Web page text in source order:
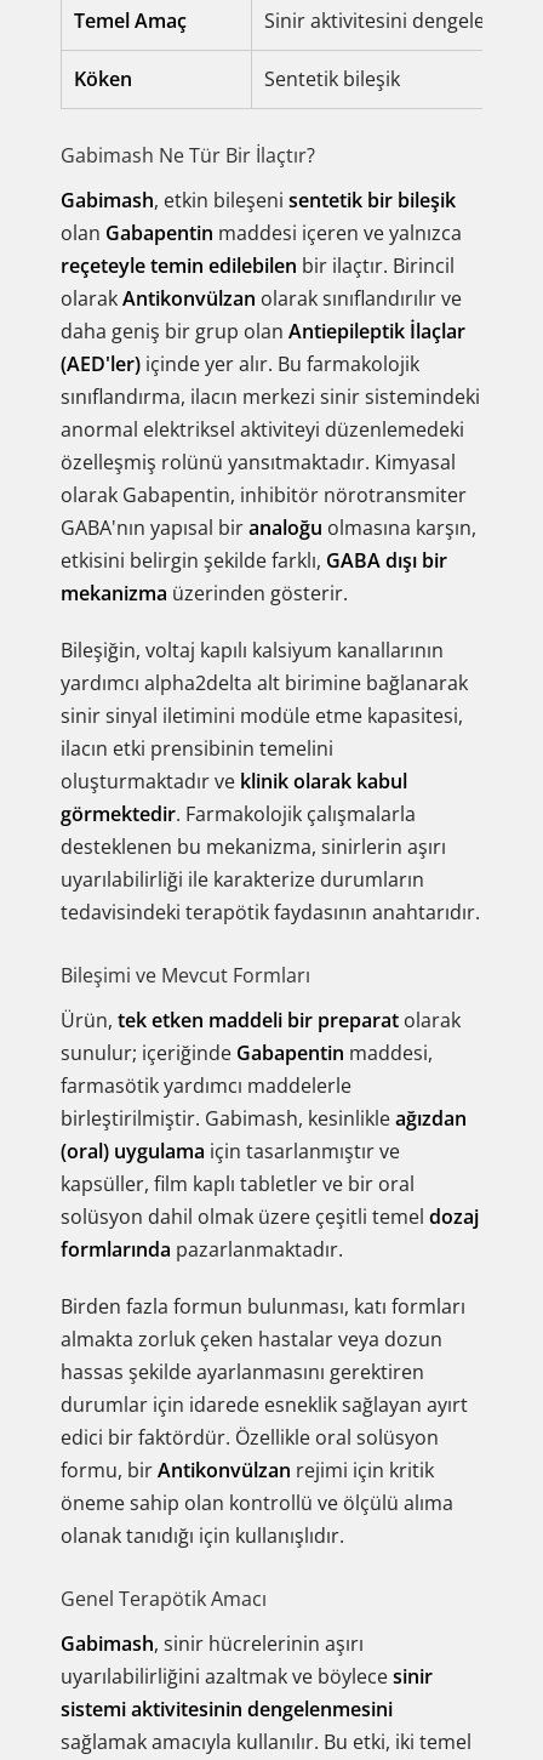
Temel Amaç Sinir aktivitesini dengeleme;
Köken Sentetik bileşik
Gabimash Ne Tür Bir İlaçtır?
Gabimash, etkin bileşeni sentetik bir bileşik
olan Gabapentin maddesi içeren ve yalnızca
reçeteyle temin edilebilen bir ilaçtır. Birincil
olarakAntikonvülzan olarak sınıflandırılır ve
daha geniş bir grup olan Antiepileptik İlaçlar
(AED'ler) içinde yer alır. Bu farmakolojik
sınıflandırma, ilacın merkezi sinir sistemindeki
anormal elektriksel aktiviteyi düzenlemedeki
özelleşmiş rolünü yansıtmaktadır. Kimyasal
olarak Gabapentin, inhibitör nörotransmiter
GABA'nın yapısal biranaloğu olmasına karşın,
etkisini belirgin şekilde farklı, GABA dışı bir
mekanizma üzerinden gösterir.
Bileşiğin, voltaj kapılı kalsiyum kanallarının
yardımcı alpha2delta alt birimine bağlanarak
sinir sinyal iletimini modüle etme kapasitesi,
ilacın etki prensibinin temelini
oluşturmaktadır ve klinik olarak kabul
görmektedir. Farmakolojik çalışmalarla
desteklenen bu mekanizma, sinirlerin aşırı
uyarılabilirliği ile karakterize durumların
tedavisindeki terapötik faydasının anahtarıdır.
Bileşimi ve Mevcut Formları
Ürün, tek etken maddeli bir preparat olarak
sunulur; içeriğinde Gabapentin maddesi,
farmasötik yardımcı maddelerle
birleştirilmiştir. Gabimash, kesinlikleağızdan
(oral) uygulama için tasarlanmıştır ve
kapsüller, film kaplı tabletler ve bir oral
solüsyon dahil olmak üzere çeşitli temel dozaj
formlarında pazarlanmaktadır.
Birden fazla formun bulunması, katı formları
almakta zorluk çeken hastalar veya dozun
hassas şekilde ayarlanmasını gerektiren
durumlar için idarede esneklik sağlayan ayırt
edici bir faktördür. Özellikle oral solüsyon
formu, birAntikonvülzan rejimi için kritik
öneme sahip olan kontrollü ve ölçülü alıma
olanak tanıdığı için kullanışlıdır.
Genel Terapötik Amacı
Gabimash, sinir hücrelerinin aşırı
uyarılabilirliğini azaltmak ve böylecesinir
sistemi aktivitesinin dengelenmesini
sağlamak amacıyla kullanılır. Bu etki, iki temel